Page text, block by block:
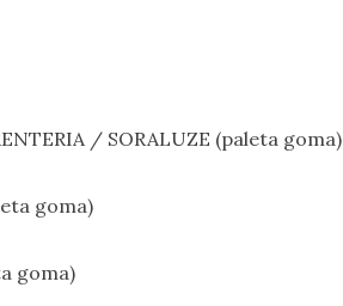
/ SORALUZE (paleta goma)
goma)
goma)